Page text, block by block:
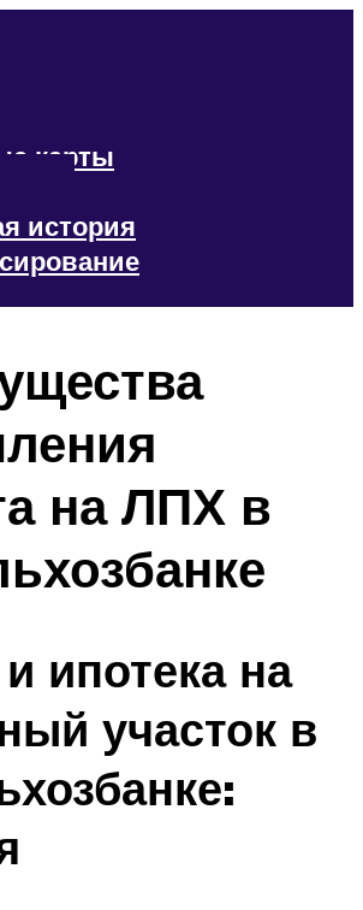
карты
история
на ЛПХ в
ипотека на
участок в